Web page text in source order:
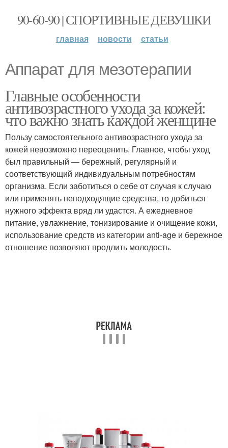
90-60-90 | СПОРТИВНЫЕ ДЕВУШКИ
главная новости статьи
Аппарат для мезотерапии
Главные особенности
антивозрастного ухода за кожей:
что важно знать каждой женщине
Пользу самостоятельного антивозрастного ухода за
кожей невозможно переоценить. Главное, чтобы уход
был правильный — бережный, регулярный и
соответствующий индивидуальным потребностям
организма. Если заботиться о себе от случая к случаю
или применять неподходящие средства, то добиться
нужного эффекта вряд ли удастся. А ежедневное
питание, увлажнение, тонизирование и очищение кожи,
использование средств из категории anti-age и бережное
отношение позволяют продлить молодость.